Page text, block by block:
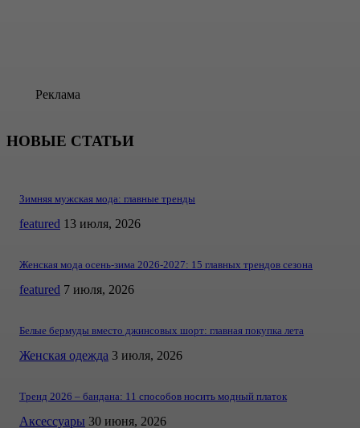
Реклама
НОВЫЕ СТАТЬИ
Зимняя мужская мода: главные тренды
featured 13 июля, 2026
Женская мода осень-зима 2026-2027: 15 главных трендов сезона
featured 7 июля, 2026
Белые бермуды вместо джинсовых шорт: главная покупка лета
Женская одежда 3 июля, 2026
Тренд 2026 – бандана: 11 способов носить модный платок
Аксессуары 30 июня, 2026